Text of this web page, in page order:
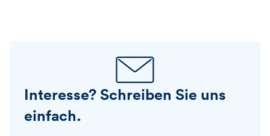
Interesse? Schreiben Sie uns
einfach.